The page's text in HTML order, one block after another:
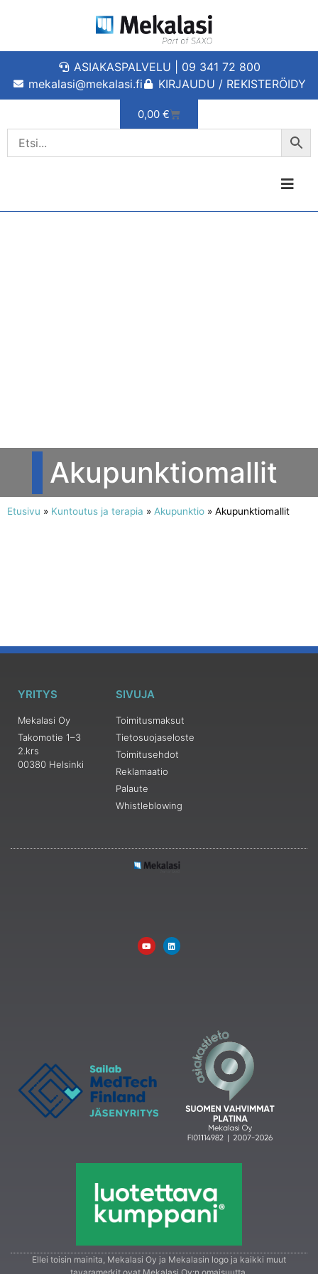
ASIAKASPALVELU | 09 341 72 800
mekalasi@mekalasi.fi
KIRJAUDU / REKISTERÖIDY
0,00 €
Akupunktiomallit
Etusivu » Kuntoutus ja terapia » Akupunktio » Akupunktiomallit
YRITYS
Mekalasi Oy
Takomotie 1–3
2.krs
00380 Helsinki
SIVUJA
Toimitusmaksut
Tietosuojaseloste
Toimitusehdot
Reklamaatio
Palaute
Whistleblowing
Ellei toisin mainita, Mekalasi Oy ja Mekalasin logo ja kaikki muut